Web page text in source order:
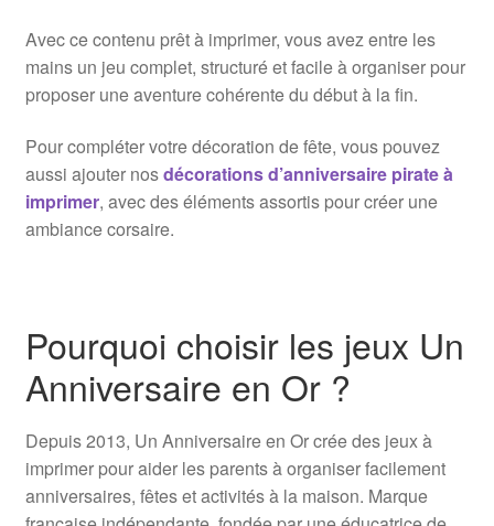
Avec ce contenu prêt à imprimer, vous avez entre les
mains un jeu complet, structuré et facile à organiser pour
proposer une aventure cohérente du début à la fin.
Pour compléter votre décoration de fête, vous pouvez
aussi ajouter nosdécorations d’anniversaire pirate à
imprimer, avec des éléments assortis pour créer une
ambiance corsaire.
Pourquoi choisir les jeux Un
Anniversaire en Or ?
Depuis 2013, Un Anniversaire en Or crée des jeux à
imprimer pour aider les parents à organiser facilement
anniversaires, fêtes et activités à la maison. Marque